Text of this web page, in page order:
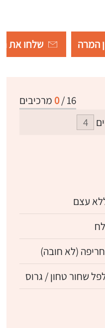
המרה שלחו את
16
/
0 מרכיבים
עצם
(לא חובה)
שחור טחון / גרוס